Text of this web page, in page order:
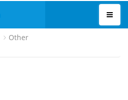
Other